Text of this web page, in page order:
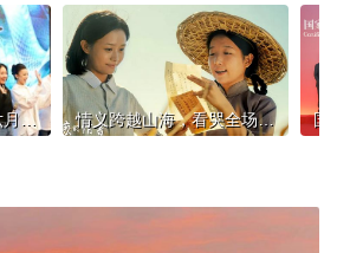
话剧《青蛇》重排版六月首演，00后阵容+数字技术焕新经典 情义跨越山海，看哭全场观众！小成本影片《给阿嬷的情书》成出圈爆款